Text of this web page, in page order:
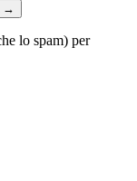
→
lo spam) per